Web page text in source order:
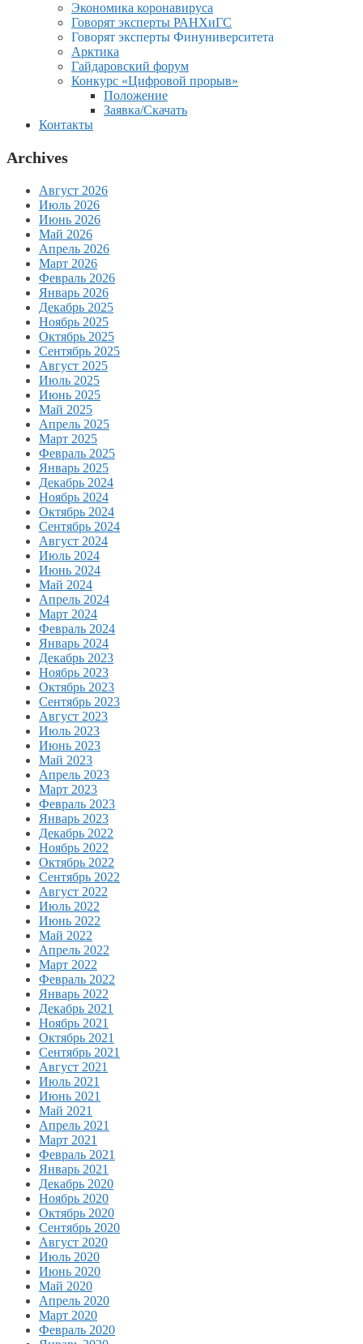
Экономика коронавируса
Говорят эксперты РАНХиГС
Говорят эксперты Финуниверситета
Арктика
Гайдаровский форум
Конкурс «Цифровой прорыв»
Положение
Заявка/Скачать
Контакты
Archives
Август 2026
Июль 2026
Июнь 2026
Май 2026
Апрель 2026
Март 2026
Февраль 2026
Январь 2026
Декабрь 2025
Ноябрь 2025
Октябрь 2025
Сентябрь 2025
Август 2025
Июль 2025
Июнь 2025
Май 2025
Апрель 2025
Март 2025
Февраль 2025
Январь 2025
Декабрь 2024
Ноябрь 2024
Октябрь 2024
Сентябрь 2024
Август 2024
Июль 2024
Июнь 2024
Май 2024
Апрель 2024
Март 2024
Февраль 2024
Январь 2024
Декабрь 2023
Ноябрь 2023
Октябрь 2023
Сентябрь 2023
Август 2023
Июль 2023
Июнь 2023
Май 2023
Апрель 2023
Март 2023
Февраль 2023
Январь 2023
Декабрь 2022
Ноябрь 2022
Октябрь 2022
Сентябрь 2022
Август 2022
Июль 2022
Июнь 2022
Май 2022
Апрель 2022
Март 2022
Февраль 2022
Январь 2022
Декабрь 2021
Ноябрь 2021
Октябрь 2021
Сентябрь 2021
Август 2021
Июль 2021
Июнь 2021
Май 2021
Апрель 2021
Март 2021
Февраль 2021
Январь 2021
Декабрь 2020
Ноябрь 2020
Октябрь 2020
Сентябрь 2020
Август 2020
Июль 2020
Июнь 2020
Май 2020
Апрель 2020
Март 2020
Февраль 2020